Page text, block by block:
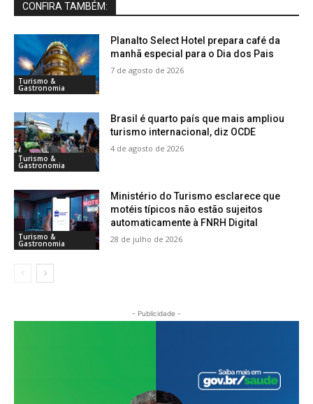
CONFIRA TAMBÉM:
Turismo &
Gastronomia
Planalto Select Hotel prepara café da
manhã especial para o Dia dos Pais
7 de agosto de 2026
Turismo &
Gastronomia
Brasil é quarto país que mais ampliou
turismo internacional, diz OCDE
4 de agosto de 2026
Turismo &
Gastronomia
Ministério do Turismo esclarece que
motéis típicos não estão sujeitos
automaticamente à FNRH Digital
28 de julho de 2026
- Publicidade -